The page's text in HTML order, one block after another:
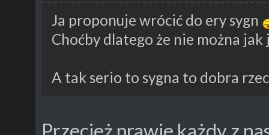
Ja proponuje wrócić do ery sygn
Choćby dlatego że nie można
A tak serio to sygna to dobra